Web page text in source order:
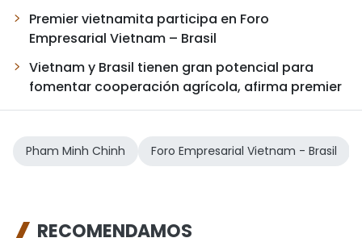
Premier vietnamita participa en Foro
Empresarial Vietnam – Brasil
Vietnam y Brasil tienen gran potencial para
fomentar cooperación agrícola, afirma premier
Pham Minh Chinh Foro Empresarial Vietnam - Brasil
RECOMENDAMOS